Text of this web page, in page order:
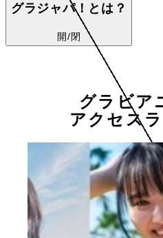
グラジャパ！とは？
開/閉
グラビア
アクセス